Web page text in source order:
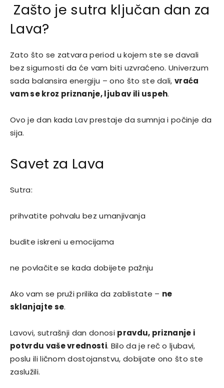
Zašto je sutra ključan dan za
Lava?
Zato što se zatvara period u kojem ste se davali
bez sigurnosti da će vam biti uzvraćeno. Univerzum
sada balansira energiju – ono što ste dali,vraća
vam se kroz priznanje, ljubav ili uspeh.
Ovo je dan kada Lav prestaje da sumnja i počinje da
sija.
Savet za Lava
Sutra:
prihvatite pohvalu bez umanjivanja
budite iskreni u emocijama
ne povlačite se kada dobijete pažnju
Ako vam se pruži prilika da zablistate – ne
sklanjajte se.
Lavovi, sutrašnji dan donosi pravdu, priznanje i
potvrdu vaše vrednosti. Bilo da je reč o ljubavi,
poslu ili ličnom dostojanstvu, dobijate ono što ste
zaslužili.